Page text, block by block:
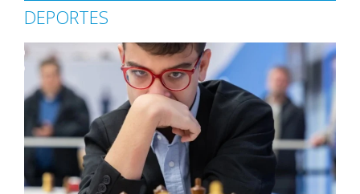
DEPORTES